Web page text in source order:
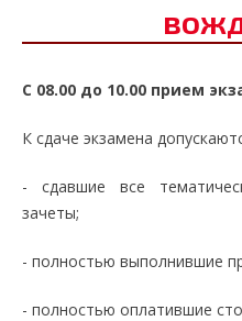
С 08.00 до 10.00 прием
К сдаче экзамена
- сдавшие все
зачеты;
- полностью выполнившие
- полностью оплатившие